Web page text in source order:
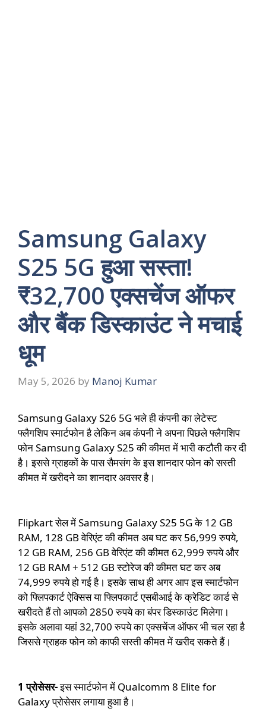
Samsung Galaxy
S25 5G हुआ सस्ता!
₹32,700 एक्सचेंज ऑफर
और बैंक डिस्काउंट ने मचाई
धूम
May 5, 2026 by Manoj Kumar
Samsung Galaxy S26 5G भले ही कंपनी का लेटेस्ट
फ्लैगशिप स्मार्टफोन है लेकिन अब कंपनी ने अपना पिछले फ्लैगशिप
फोन Samsung Galaxy S25 की कीमत में भारी कटौती कर दी
है। इससे ग्राहकों के पास सैमसंग के इस शानदार फोन को सस्ती
कीमत में खरीदने का शानदार अवसर है।
Flipkart सेल में Samsung Galaxy S25 5G के 12 GB
RAM, 128 GB वेरिएंट की कीमत अब घट कर 56,999 रुपये,
12 GB RAM, 256 GB वेरिएंट की कीमत 62,999 रुपये और
12 GB RAM + 512 GB स्टोरेज की कीमत घट कर अब
74,999 रुपये हो गई है। इसके साथ ही अगर आप इस स्मार्टफोन
को फ्लिपकार्ट ऐक्सिस या फ्लिपकार्ट एसबीआई के क्रेडिट कार्ड से
खरीदते हैं तो आपको 2850 रुपये का बंपर डिस्काउंट मिलेगा।
इसके अलावा यहां 32,700 रुपये का एक्सचेंज ऑफर भी चल रहा है
जिससे ग्राहक फोन को काफी सस्ती कीमत में खरीद सकते हैं।
1 प्रोसेसर-इस स्मार्टफोन में Qualcomm 8 Elite for
Galaxy प्रोसेसर लगाया हुआ है।